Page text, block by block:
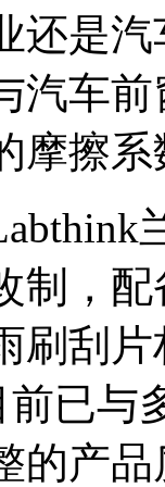
还是
汽车
摩擦系
制，
刷刮
已与
的产